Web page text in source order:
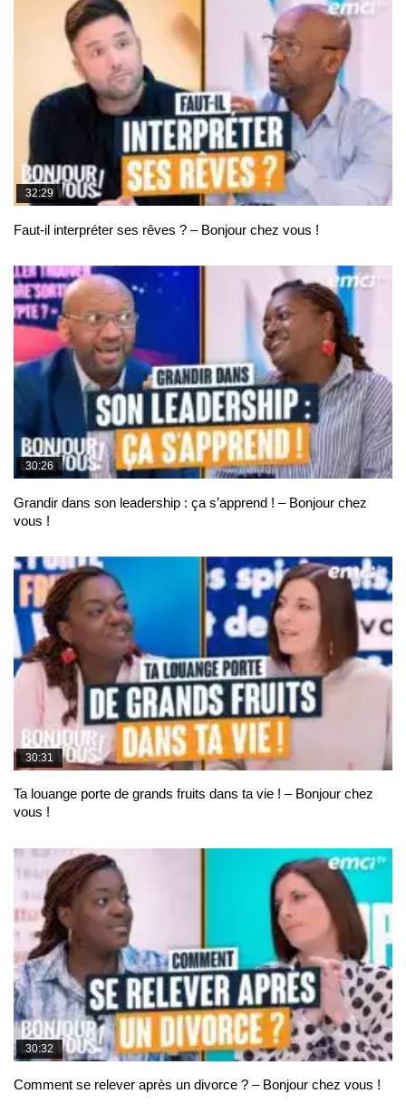
32:29
Faut-il interpréter ses rêves ? – Bonjour chez vous !
30:26
Grandir dans son leadership : ça s’apprend ! – Bonjour chez
vous !
30:31
Ta louange porte de grands fruits dans ta vie ! – Bonjour chez
vous !
30:32
Comment se relever après un divorce ? – Bonjour chez vous !